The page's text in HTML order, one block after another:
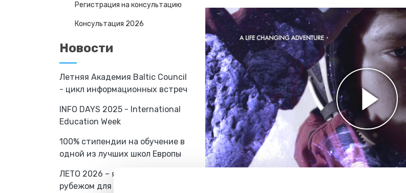
Регистрация на консультацию
Консультация 2026
Новости
Летняя Академия Baltic Council
- цикл информационных встреч
INFO DAYS 2025 - International
Education Week
100% стипендии на обучение в
одной из лучших школ Европы
ЛЕТО 2026 – языковые лагеря за
рубежом для школьников (7-18